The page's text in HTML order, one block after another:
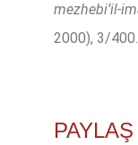
mezhebi’il-
2000), 3/400.
PAYLAŞ